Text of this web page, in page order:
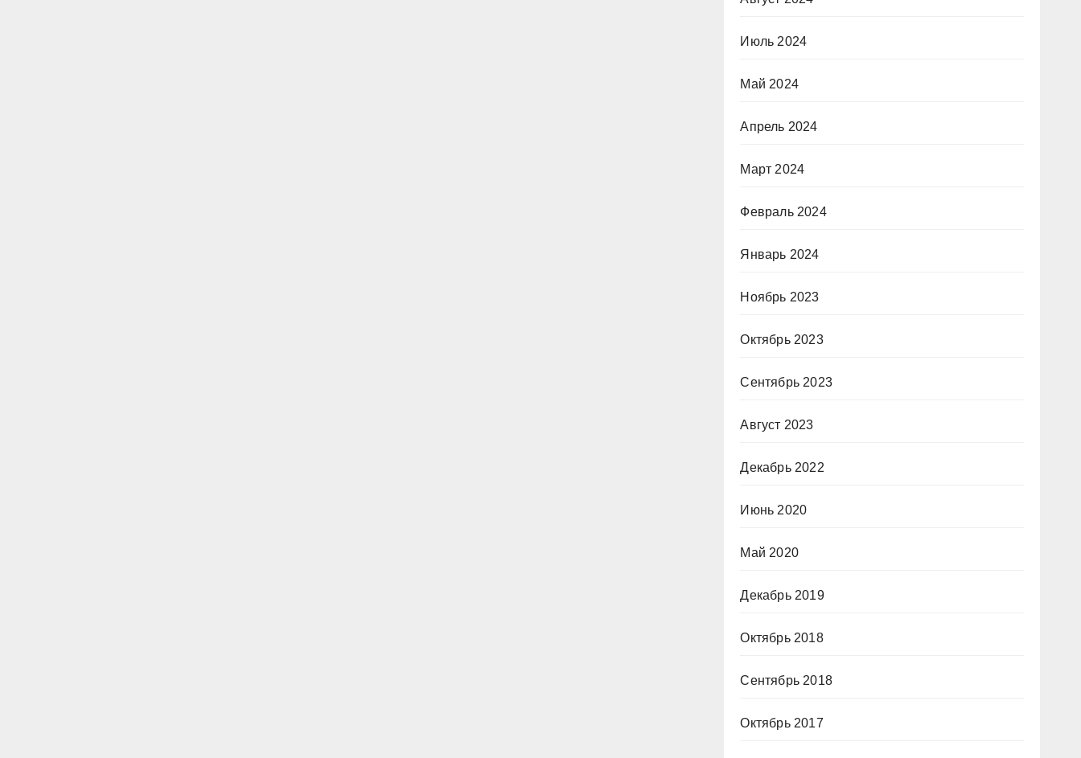
Июль 2024
Май 2024
Апрель 2024
Март 2024
Февраль 2024
Январь 2024
Ноябрь 2023
Октябрь 2023
Сентябрь 2023
Август 2023
Декабрь 2022
Июнь 2020
Май 2020
Декабрь 2019
Октябрь 2018
Сентябрь 2018
Октябрь 2017